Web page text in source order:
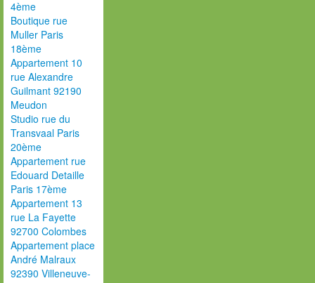
4ème
Boutique rue
Muller Paris
18ème
Appartement 10
rue Alexandre
Guilmant 92190
Meudon
Studio rue du
Transvaal Paris
20ème
Appartement rue
Edouard Detaille
Paris 17ème
Appartement 13
rue La Fayette
92700 Colombes
Appartement place
André Malraux
92390 Villeneuve-